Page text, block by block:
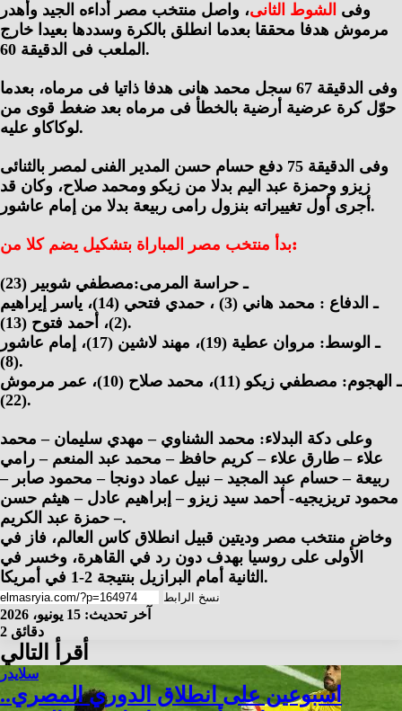
وفى الشوط الثانى، واصل منتخب مصر أداءه الجيد وأهدر
مرموش هدفا محققا بعدما انطلق بالكرة وسددها بعيدا خارج
الملعب فى الدقيقة 60.
وفى الدقيقة 67 سجل محمد هانى هدفا ذاتيا فى مرماه، بعدما
حوّل كرة عرضية أرضية بالخطأ فى مرماه بعد ضغط قوى من
لوكاكاو عليه.
وفى الدقيقة 75 دفع حسام حسن المدير الفنى لمصر بالثنائى
زيزو وحمزة عبد اليم بدلا من زيكو ومحمد صلاح، وكان قد
أجرى أول تغييراته بنزول رامى ربيعة بدلا من إمام عاشور.
بدأ منتخب مصر المباراة بتشكيل يضم كلا من:
ـ حراسة المرمى:مصطفي شوبير (23)
ـ الدفاع : محمد هاني (3) ، حمدي فتحي (14)، ياسر إيراهيم
(2)، أحمد فتوح (13).
ـ الوسط: مروان عطية (19)، مهند لاشين (17)، إمام عاشور
(8).
ـ الهجوم: مصطفي زيكو (11)، محمد صلاح (10)، عمر مرموش
(22).
وعلى دكة البدلاء: محمد الشناوي – مهدي سليمان – محمد
علاء – طارق علاء – كريم حافظ – محمد عبد المنعم – رامي
ربيعة – حسام عبد المجيد – نبيل عماد دونجا – محمود صابر –
محمود تريزيجيه- أحمد سيد زيزو – إبراهيم عادل – هيثم حسن
– حمزة عبد الكريم.
وخاض منتخب مصر وديتين قبيل انطلاق كاس العالم، فاز في
الأولى على روسيا بهدف دون رد في القاهرة، وخسر في
الثانية أمام البرازيل بنتيجة 2-1 في أمريكا.
نسخ الرابط
آخر تحديث: 15 يونيو، 2026
2 دقائق
أقرأ التالي
سلايدر
اسبوعين على انطلاق الدوري المصري..